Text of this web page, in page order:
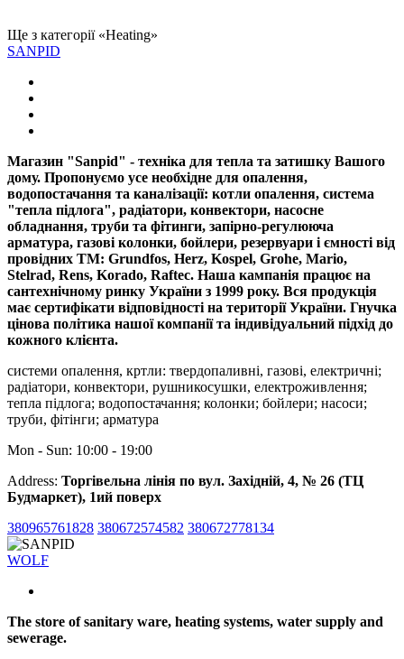
Ще з категорії «Heating»
SANPID
Магазин "Sanpid" - техніка для тепла та затишку Вашого
дому. Пропонуємо усе необхідне для опалення,
водопостачання та каналізації: котли опалення, система
"тепла підлога", радіатори, конвектори, насосне
обладнання, труби та фітинги, запірно-регулююча
арматура, газові колонки, бойлери, резервуари і ємності від
провідних ТМ: Grundfos, Herz, Kospel, Grohe, Mario,
Stelrad, Rens, Korado, Raftec. Наша кампанія працює на
сантехнічному ринку України з 1999 року. Вся продукція
має сертифікати відповідності на території України. Гнучка
цінова політика нашої компанії та індивідуальний підхід до
кожного клієнта.
системи опалення, кртли: твердопаливні, газові, електричні;
радіатори, конвектори, рушникосушки, електроживлення;
тепла підлога; водопостачання; колонки; бойлери; насоси;
труби, фітінги; арматура
Mon - Sun: 10:00 - 19:00
Address: Торгівельна лінія по вул. Західній, 4, № 26 (ТЦ
Будмаркет), 1ий поверх
380965761828 380672574582 380672778134
WOLF
The store of sanitary ware, heating systems, water supply and
sewerage.